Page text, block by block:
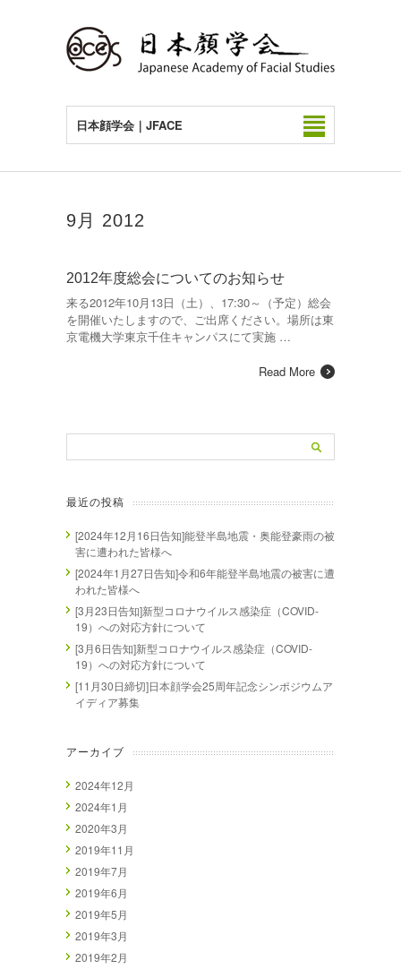
日本顔学会｜JFACE
9月 2012
2012年度総会についてのお知らせ
来る2012年10月13日（土）、17:30～（予定）総会
を開催いたしますので、ご出席ください。場所は東
京電機大学東京千住キャンパスにて実施 …
Read More
最近の投稿
[2024年12月16日告知]能登半島地震・奥能登豪雨の被
害に遭われた皆様へ
[2024年1月27日告知]令和6年能登半島地震の被害に遭
われた皆様へ
[3月23日告知]新型コロナウイルス感染症（COVID-
19）への対応方針について
[3月6日告知]新型コロナウイルス感染症（COVID-
19）への対応方針について
[11月30日締切]日本顔学会25周年記念シンポジウムア
イディア募集
アーカイブ
2024年12月
2024年1月
2020年3月
2019年11月
2019年7月
2019年6月
2019年5月
2019年3月
2019年2月